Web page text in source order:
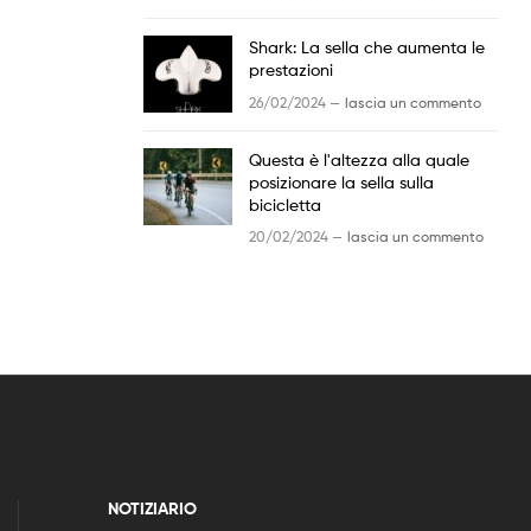
Shark: La sella che aumenta le
prestazioni
26/02/2024 — lascia un commento
Questa è l'altezza alla quale
posizionare la sella sulla
bicicletta
20/02/2024 — lascia un commento
NOTIZIARIO